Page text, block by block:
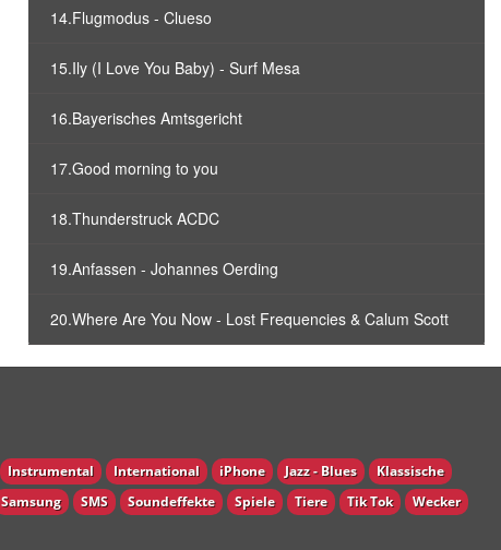
14.Flugmodus - Clueso
15.Ily (I Love You Baby) - Surf Mesa
16.Bayerisches Amtsgericht
17.Good morning to you
18.Thunderstruck ACDC
19.Anfassen - Johannes Oerding
20.Where Are You Now - Lost Frequencies & Calum Scott
Instrumental International iPhone Jazz - Blues
Klassische
Samsung SMS Soundeffekte Spiele Tiere Tik Tok
Wecker